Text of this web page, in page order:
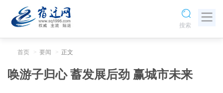
搜索
首页 要闻 正文
唤游子归心 蓄发展后劲 赢城市未来